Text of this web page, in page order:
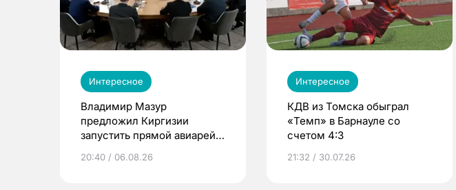
Интересное
Владимир Мазур
предложил Киргизии
запустить прямой авиарейс
20:40 / 06.08.26
Интересное
КДВ из Томска обыграл
«Темп» в Барнауле со
счетом 4:3
21:32 / 30.07.26